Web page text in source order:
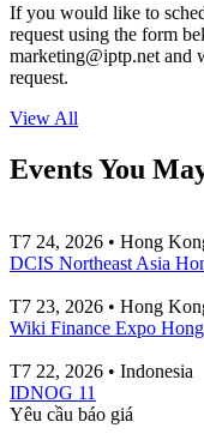
If you would like to
request using the form
marketing
iptp.net and
request.
View All
Events You
T7 24, 2026 • Hong
DCIS Northeast Asia
T7 23, 2026 • Hong
Wiki Finance Expo
T7 22, 2026 • Indonesia
IDNOG 11
Yêu cầu báo giá